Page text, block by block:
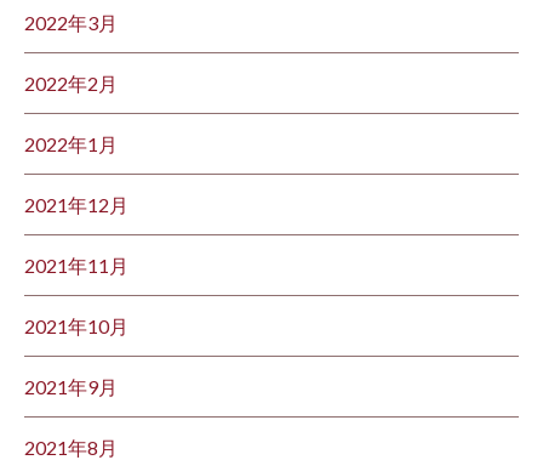
2022年3月
2022年2月
2022年1月
2021年12月
2021年11月
2021年10月
2021年9月
2021年8月